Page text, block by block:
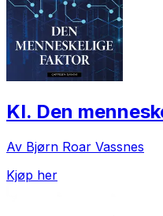
KI. Den
Av Bjørn Roar Vassnes
Kjøp her